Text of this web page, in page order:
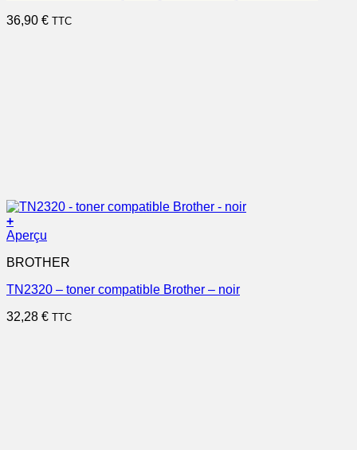
36,90 € TTC
+
Aperçu
BROTHER
TN2320 – toner compatible Brother – noir
32,28 € TTC